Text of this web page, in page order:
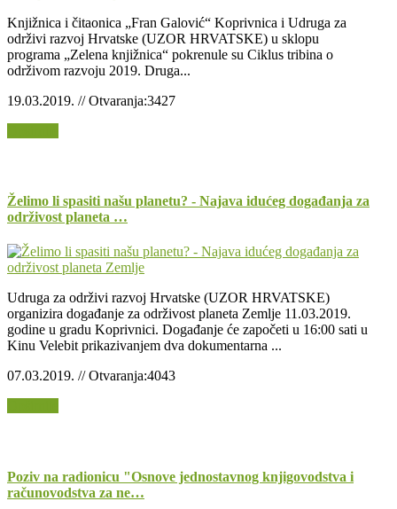
Knjižnica i čitaonica „Fran Galović“ Koprivnica i Udruga za
održivi razvoj Hrvatske (UZOR HRVATSKE) u sklopu
programa „Zelena knjižnica“ pokrenule su Ciklus tribina o
održivom razvoju 2019. Druga...
19.03.2019. // Otvaranja:3427
Želimo li spasiti našu planetu? ­- Najava idućeg događanja za
održivost planeta …
Udruga za održivi razvoj Hrvatske (UZOR HRVATSKE)
organizira događanje za održivost planeta Zemlje 11.03.2019.
godine u gradu Koprivnici. Događanje će započeti u 16:00 sati u
Kinu Velebit prikazivanjem dva dokumentarna ...
07.03.2019. // Otvaranja:4043
Poziv na radionicu "Osnove jednostavnog knjigovodstva i
računovodstva za ne…